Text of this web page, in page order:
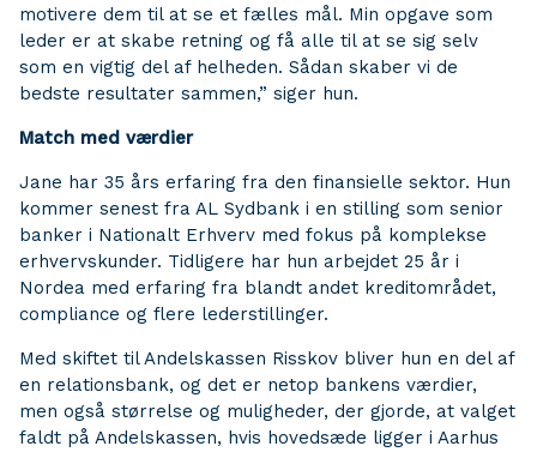
motivere dem til at se et fælles mål. Min opgave som
leder er at skabe retning og få alle til at se sig selv
som en vigtig del af helheden. Sådan skaber vi de
bedste resultater sammen,” siger hun.
Match med værdier
Jane har 35 års erfaring fra den finansielle sektor. Hun
kommer senest fra AL Sydbank i en stilling som senior
banker i Nationalt Erhverv med fokus på komplekse
erhvervskunder. Tidligere har hun arbejdet 25 år i
Nordea med erfaring fra blandt andet kreditområdet,
compliance og flere lederstillinger.
Med skiftet til Andelskassen Risskov bliver hun en del af
en relationsbank, og det er netop bankens værdier,
men også størrelse og muligheder, der gjorde, at valget
faldt på Andelskassen, hvis hovedsæde ligger i Aarhus